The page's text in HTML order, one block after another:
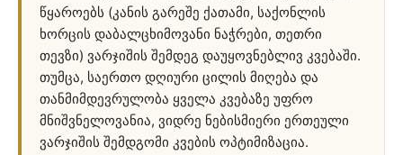
წყაროებს (კანის გარეშე ქათამი, საქონლის
ხორცის დაბალცხიმოვანი ნაჭრები, თეთრი
თევზი) ვარჯიშის შემდეგ დაუყოვნებლივ კვებაში.
თუმცა, საერთო დღიური ცილის მიღება და
თანმიმდევრულობა ყველა კვებაზე უფრო
მნიშვნელოვანია, ვიდრე ნებისმიერი ერთეული
ვარჯიშის შემდგომი კვების ოპტიმიზაცია.